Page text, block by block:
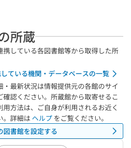
所蔵
携している各図書館等から取得した所
ている機関・データベースの一覧
最新状況は情報提供元の各館のサイ
確認ください。所蔵館から取寄せるこ
方法は、ご自身が利用されるお近く
。詳細は ヘルプ をご覧ください。
図書館を設定する